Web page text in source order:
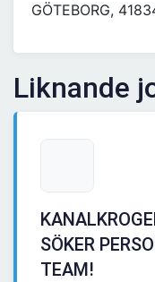
GÖTEBORG,
Liknande
SÖKER
TEAM!